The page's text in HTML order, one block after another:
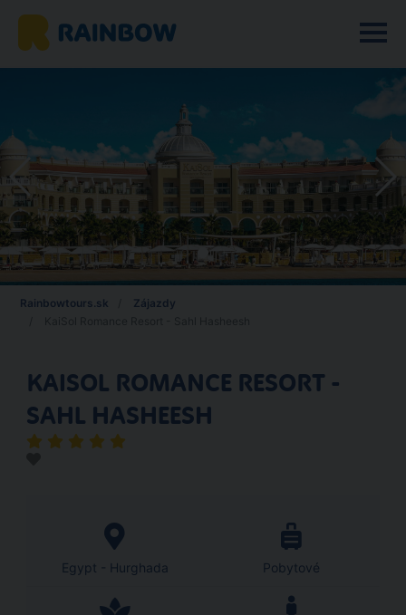
Rainbowtours.sk
Zájazdy
KAISOL ROMANCE RESORT -
SAHL HASHEESH
Egypt - Hurghada Pobytové